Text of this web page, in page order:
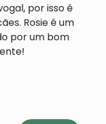
por isso é
Rosie é um
por um bom